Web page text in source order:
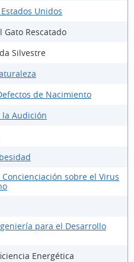
Unidos
Rescatado
Silvestre
de Nacimiento
Audición
sobre el Virus
para el Desarrollo
Energética